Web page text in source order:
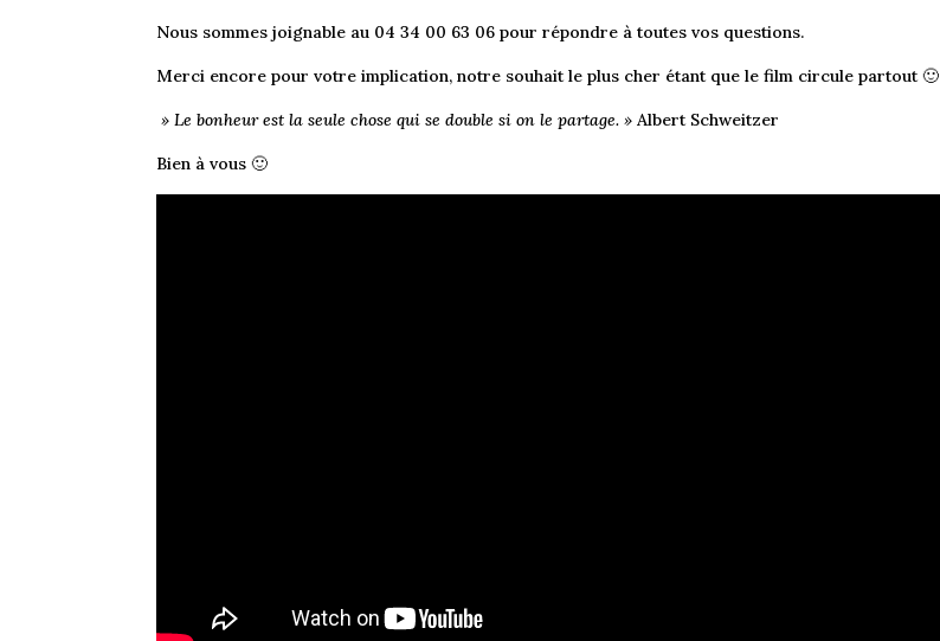
Nous sommes joignable au 04 34 00 63 06 pour répondre à toutes vos questions.
Merci encore pour votre implication, notre souhait le plus cher étant que le film circule partout 🙂
» Le bonheur est la seule chose qui se double si on le partage. » Albert Schweitzer
Bien à vous 🙂